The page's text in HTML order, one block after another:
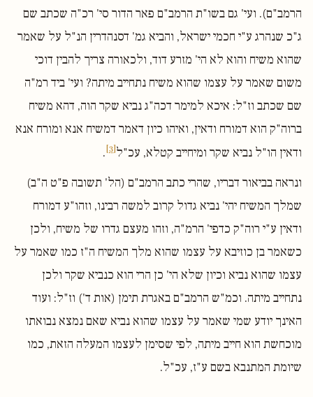
הרמב"ם). ועי' גם בשו"ת הרמב"ם פאר הדור סי' רכ"ה שכתב שם
ג"כ שנהרג ע"י חכמי ישראל, והביא גמ' דסנהדרין הנ"ל על שאמר
שהוא משיח והוא לא הי' מזרע דוד, ולכאורה צריך להבין דוכי
משום שאמר על עצמו שהוא משיח נתחייב מיתה? ועי' ביד רמ"ה
שם שכתב וז"ל: איכא למימר דכה"ג נביא שקר הוה, דהא משיח
ברוה"ק הוא דמורח ודאין, ואיהו כיון דאמר דמשיח אנא ומורח אנא
ודאין הו"ל נביא שקר ומיחייב קטלא, עכ"ל[3]
.
ונראה בביאור דבריו, שהרי כתב הרמב"ם (הל' תשובה פ"ט ה"ב)
שמלך המשיח יהי' נביא גדול קרוב למשה רבינו, וזהו"ע דמורח
ודאין ע"י רוה"ק כדפי' הרמ"ה, וזהו מעצם גדרו של משיח, ולכן
כשאמר בן כוזיבא על עצמו שהוא מלך המשיח ה"ז כמו שאמר על
עצמו שהוא נביא וכיון שלא הי' כן הרי הוא כנביא שקר ולכן
נתחייב מיתה. וכמ"ש הרמב"ם באגרת תימן (אות ד') וז"ל: ועוד
האינך יודע שמי שאמר על עצמו שהוא נביא שאם נמצא נבואתו
מוכחשת הוא חייב מיתה, לפי שסימן לעצמו המעלה הזאת, כמו
שיומת המתנבא בשם ע"ז, עכ"ל.